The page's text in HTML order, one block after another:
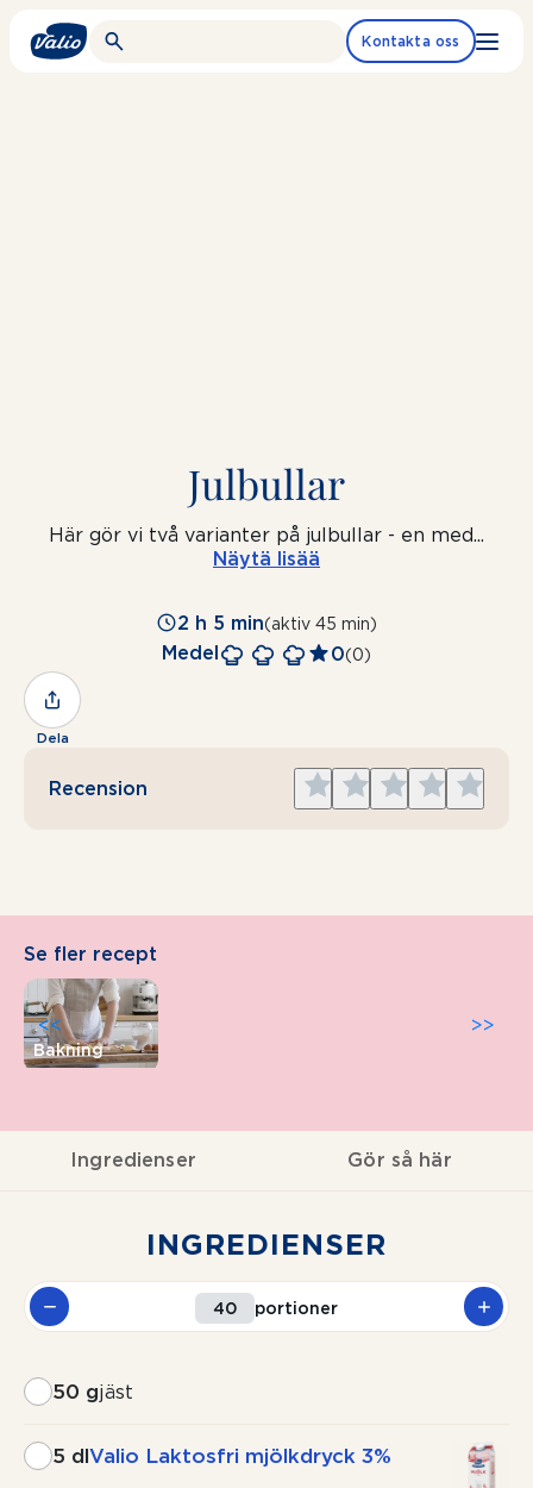
Kontakta oss
Julbullar
Här gör vi två varianter på julbullar - en med...
Näytä lisää
2 h 5 min(aktiv 45 min)
Medel 0(0)
Dela
Recension
Give
5
Give
4
Give
3
Give
2
Give
1
Se fler recept
Bakning
>>
<<
Ingredienser Gör så här
INGREDIENSER
portioner
50 gjäst
5 dlValio Laktosfri mjölkdryck 3%